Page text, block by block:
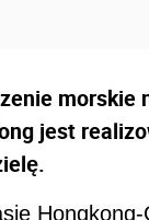
morskie
jest